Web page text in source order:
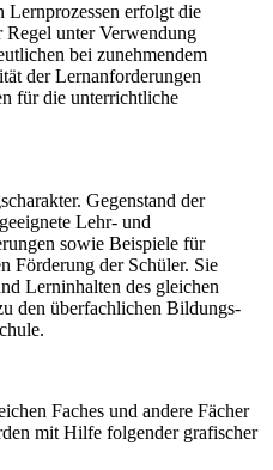
Lernprozessen erfolgt die
unter Verwendung
bei zunehmendem
der Lernanforderungen
für die unterrichtliche
Gegenstand der
Lehr- und
sowie Beispiele für
Förderung der Schüler. Sie
Lerninhalten des gleichen
den überfachlichen Bildungs-
Faches und andere Fächer
mit Hilfe folgender grafischer